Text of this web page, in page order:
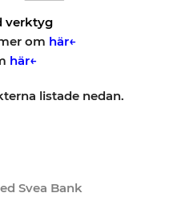
verktyg
om här←
här←
listade nedan.
Svea Bank